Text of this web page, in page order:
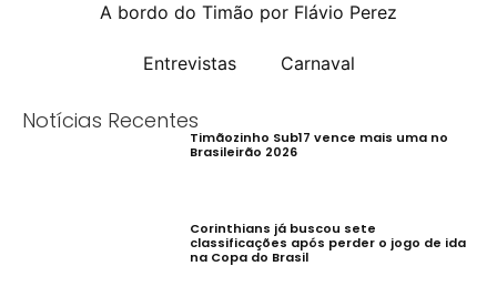
A bordo do Timão por Flávio Perez
Entrevistas Carnaval
Notícias Recentes
Timãozinho Sub17 vence mais uma no
Brasileirão 2026
Corinthians já buscou sete
classificações após perder o jogo de ida
na Copa do Brasil